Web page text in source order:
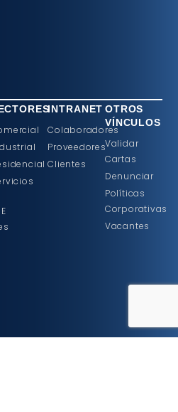
INTRANET
Colaboradores
Proveedores
Clientes
OTROS
VÍNCULOS
Validar
Cartas
Denunciar
Políticas
Corporativas
Vacantes